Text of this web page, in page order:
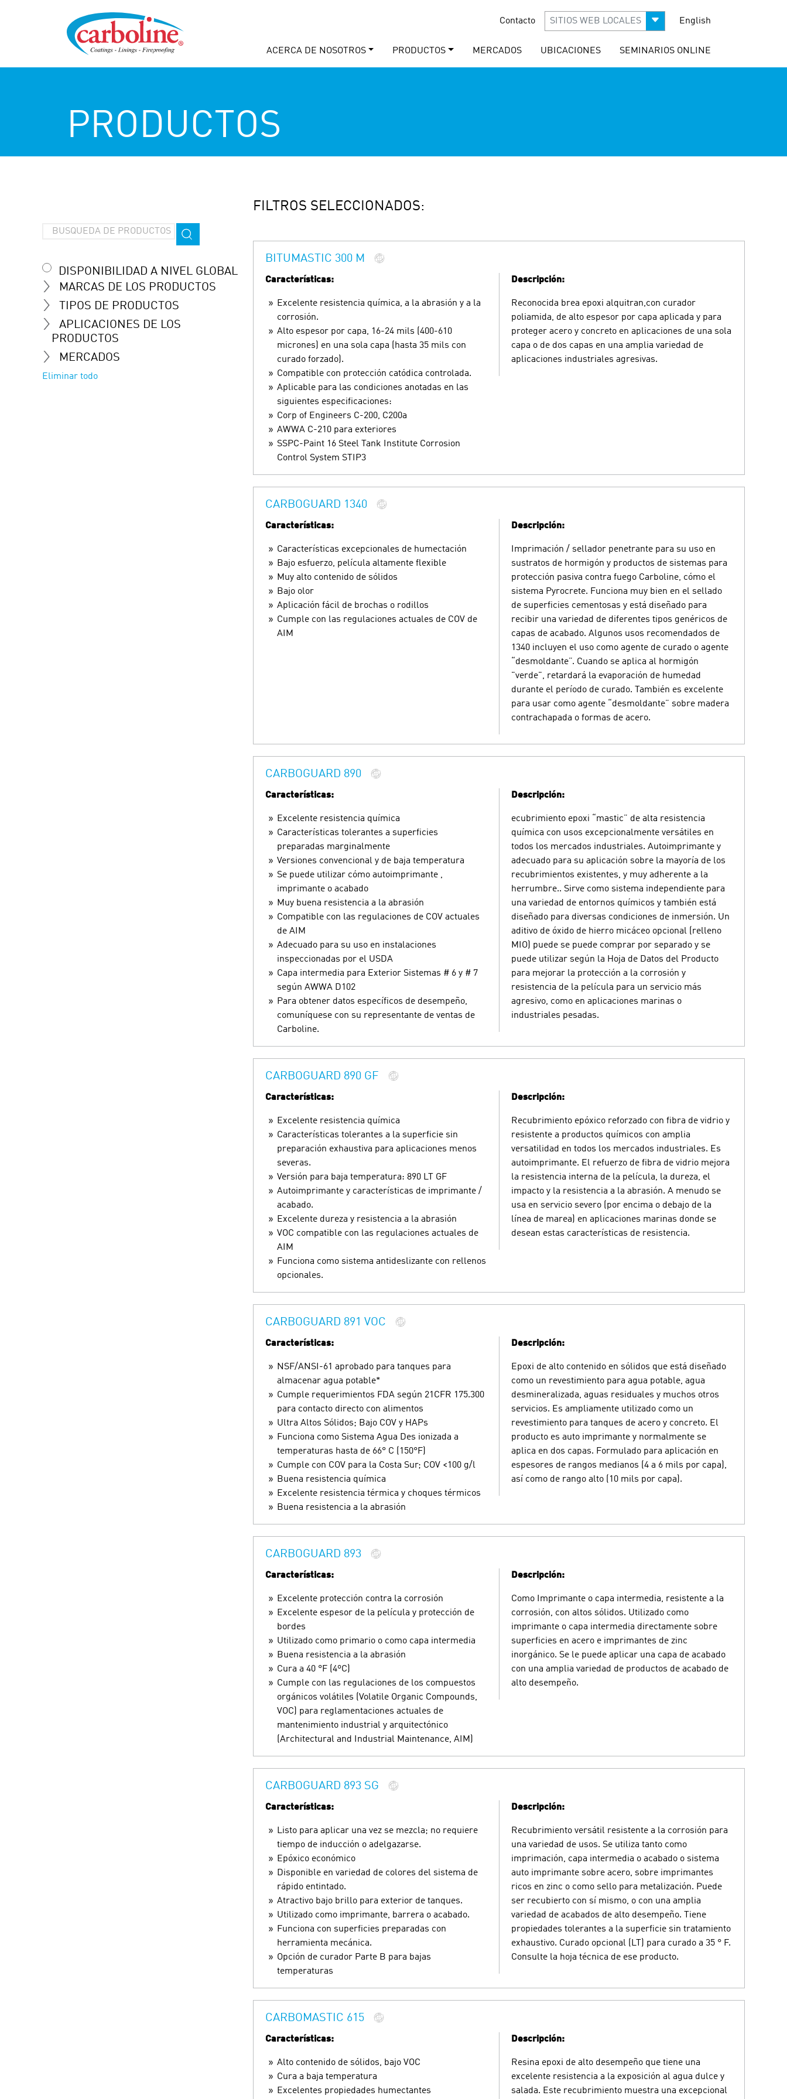
Contacto SITIOS WEB LOCALES English
ACERCA DE NOSOTROS PRODUCTOS MERCADOS UBICACIONES SEMINARIOS ONLINE
PRODUCTOS
DISPONIBILIDAD A NIVEL GLOBAL
MARCAS DE LOS PRODUCTOS
TIPOS DE PRODUCTOS
APLICACIONES DE LOS
PRODUCTOS
MERCADOS
Eliminar todo
FILTROS SELECCIONADOS:
BITUMASTIC 300 M
Características:
Excelente resistencia química, a la abrasión y a la
corrosión.
Alto espesor por capa, 16-24 mils (400-610
micrones) en una sola capa (hasta 35 mils con
curado forzado).
Compatible con protección catódica controlada.
Aplicable para las condiciones anotadas en las
siguientes especificaciones:
Corp of Engineers C-200, C200a
AWWA C-210 para exteriores
SSPC-Paint 16 Steel Tank Institute Corrosion
Control System STIP3
Descripción:
Reconocida brea epoxi alquitran,con curador
poliamida, de alto espesor por capa aplicada y para
proteger acero y concreto en aplicaciones de una sola
capa o de dos capas en una amplia variedad de
aplicaciones industriales agresivas.
CARBOGUARD 1340
Características:
Características excepcionales de humectación
Bajo esfuerzo, película altamente flexible
Muy alto contenido de sólidos
Bajo olor
Aplicación fácil de brochas o rodillos
Cumple con las regulaciones actuales de COV de
AIM
Descripción:
Imprimación / sellador penetrante para su uso en
sustratos de hormigón y productos de sistemas para
protección pasiva contra fuego Carboline, cómo el
sistema Pyrocrete. Funciona muy bien en el sellado
de superficies cementosas y está diseñado para
recibir una variedad de diferentes tipos genéricos de
capas de acabado. Algunos usos recomendados de
1340 incluyen el uso como agente de curado o agente
“desmoldante”. Cuando se aplica al hormigón
"verde", retardará la evaporación de humedad
durante el período de curado. También es excelente
para usar como agente “desmoldante” sobre madera
contrachapada o formas de acero.
CARBOGUARD 890
Características:
Excelente resistencia química
Características tolerantes a superficies
preparadas marginalmente
Versiones convencional y de baja temperatura
Se puede utilizar cómo autoimprimante ,
imprimante o acabado
Muy buena resistencia a la abrasión
Compatible con las regulaciones de COV actuales
de AIM
Adecuado para su uso en instalaciones
inspeccionadas por el USDA
Capa intermedia para Exterior Sistemas # 6 y # 7
según AWWA D102
Para obtener datos específicos de desempeño,
comuníquese con su representante de ventas de
Carboline.
Descripción:
ecubrimiento epoxi “mastic” de alta resistencia
química con usos excepcionalmente versátiles en
todos los mercados industriales. Autoimprimante y
adecuado para su aplicación sobre la mayoría de los
recubrimientos existentes, y muy adherente a la
herrumbre.. Sirve como sistema independiente para
una variedad de entornos químicos y también está
diseñado para diversas condiciones de inmersión. Un
aditivo de óxido de hierro micáceo opcional (relleno
MIO) puede se puede comprar por separado y se
puede utilizar según la Hoja de Datos del Producto
para mejorar la protección a la corrosión y
resistencia de la película para un servicio más
agresivo, como en aplicaciones marinas o
industriales pesadas.
CARBOGUARD 890 GF
Características:
Excelente resistencia química
Características tolerantes a la superficie sin
preparación exhaustiva para aplicaciones menos
severas.
Versión para baja temperatura: 890 LT GF
Autoimprimante y características de imprimante /
acabado.
Excelente dureza y resistencia a la abrasión
VOC compatible con las regulaciones actuales de
AIM
Funciona como sistema antideslizante con rellenos
opcionales.
Descripción:
Recubrimiento epóxico reforzado con fibra de vidrio y
resistente a productos químicos con amplia
versatilidad en todos los mercados industriales. Es
autoimprimante. El refuerzo de fibra de vidrio mejora
la resistencia interna de la película, la dureza, el
impacto y la resistencia a la abrasión. A menudo se
usa en servicio severo (por encima o debajo de la
línea de marea) en aplicaciones marinas donde se
desean estas características de resistencia.
CARBOGUARD 891 VOC
Características:
NSF/ANSI-61 aprobado para tanques para
almacenar agua potable*
Cumple requerimientos FDA según 21CFR 175.300
para contacto directo con alimentos
Ultra Altos Sólidos; Bajo COV y HAPs
Funciona como Sistema Agua Des ionizada a
temperaturas hasta de 66° C (150°F)
Cumple con COV para la Costa Sur; COV <100 g/l
Buena resistencia química
Excelente resistencia térmica y choques térmicos
Buena resistencia a la abrasión
Descripción:
Epoxi de alto contenido en sólidos que está diseñado
como un revestimiento para agua potable, agua
desmineralizada, aguas residuales y muchos otros
servicios. Es ampliamente utilizado como un
revestimiento para tanques de acero y concreto. El
producto es auto imprimante y normalmente se
aplica en dos capas. Formulado para aplicación en
espesores de rangos medianos (4 a 6 mils por capa),
así como de rango alto (10 mils por capa).
CARBOGUARD 893
Características:
Excelente protección contra la corrosión
Excelente espesor de la película y protección de
bordes
Utilizado como primario o como capa intermedia
Buena resistencia a la abrasión
Cura a 40 °F (4ºC)
Cumple con las regulaciones de los compuestos
orgánicos volátiles (Volatile Organic Compounds,
VOC) para reglamentaciones actuales de
mantenimiento industrial y arquitectónico
(Architectural and Industrial Maintenance, AIM)
Descripción:
Como Imprimante o capa intermedia, resistente a la
corrosión, con altos sólidos. Utilizado como
imprimante o capa intermedia directamente sobre
superficies en acero e imprimantes de zinc
inorgánico. Se le puede aplicar una capa de acabado
con una amplia variedad de productos de acabado de
alto desempeño.
CARBOGUARD 893 SG
Características:
Listo para aplicar una vez se mezcla; no requiere
tiempo de inducción o adelgazarse.
Epóxico económico
Disponible en variedad de colores del sistema de
rápido entintado.
Atractivo bajo brillo para exterior de tanques.
Utilizado como imprimante, barrera o acabado.
Funciona con superficies preparadas con
herramienta mecánica.
Opción de curador Parte B para bajas
temperaturas
Descripción:
Recubrimiento versátil resistente a la corrosión para
una variedad de usos. Se utiliza tanto como
imprimación, capa intermedia o acabado o sistema
auto imprimante sobre acero, sobre imprimantes
ricos en zinc o como sello para metalización. Puede
ser recubierto con sí mismo, o con una amplia
variedad de acabados de alto desempeño. Tiene
propiedades tolerantes a la superficie sin tratamiento
exhaustivo. Curado opcional (LT) para curado a 35 ° F.
Consulte la hoja técnica de ese producto.
CARBOMASTIC 615
Características:
Alto contenido de sólidos, bajo VOC
Cura a baja temperatura
Excelentes propiedades humectantes
Descripción:
Resina epoxi de alto desempeño que tiene una
excelente resistencia a la exposición al agua dulce y
salada. Este recubrimiento muestra una excepcional